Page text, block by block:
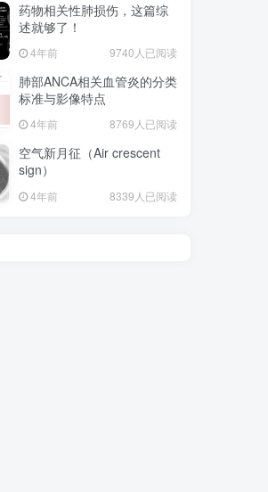
药物相关性肺损伤，这篇综
述就够了！
4年前 9740人已阅读
肺部ANCA相关血管炎的分类
标准与影像特点
4年前 8769人已阅读
空气新月征（Air crescent
sign）
4年前 8339人已阅读